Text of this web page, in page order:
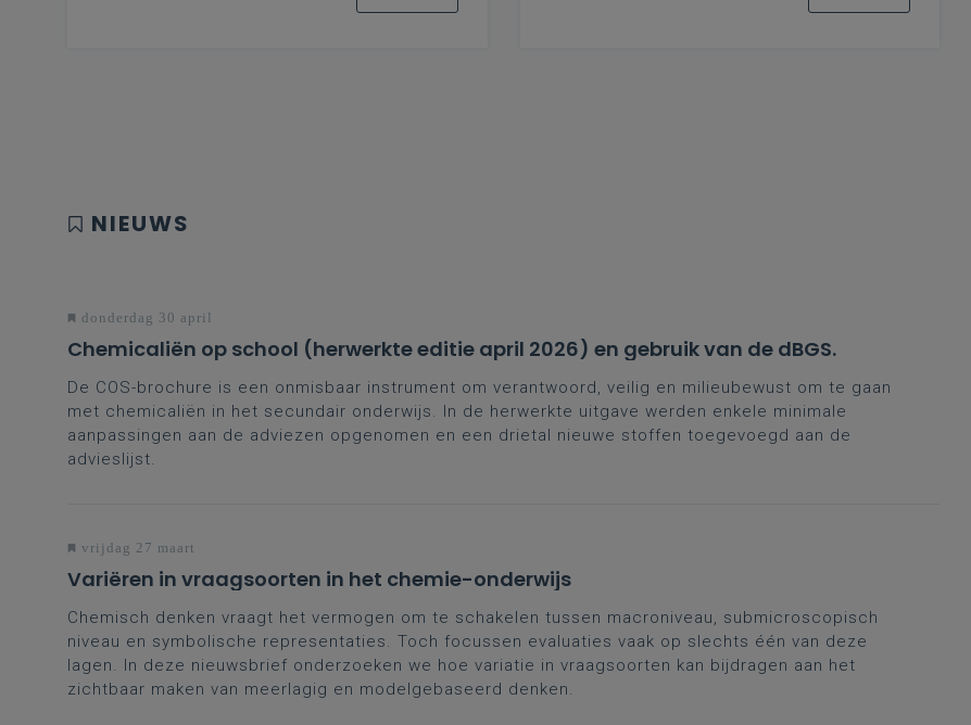
NIEUWS
donderdag 30 april
Chemicaliën op school (herwerkte editie april 2026) en gebruik van de dBGS.
De COS-brochure is een onmisbaar instrument om verantwoord, veilig en milieubewust om te gaan
met chemicaliën in het secundair onderwijs. In de herwerkte uitgave werden enkele minimale
aanpassingen aan de adviezen opgenomen en een drietal nieuwe stoffen toegevoegd aan de
advieslijst.
vrijdag 27 maart
Variëren in vraagsoorten in het chemie-onderwijs
Chemisch denken vraagt het vermogen om te schakelen tussen macroniveau, submicroscopisch
niveau en symbolische representaties. Toch focussen evaluaties vaak op slechts één van deze
lagen. In deze nieuwsbrief onderzoeken we hoe variatie in vraagsoorten kan bijdragen aan het
zichtbaar maken van meerlagig en modelgebaseerd denken.